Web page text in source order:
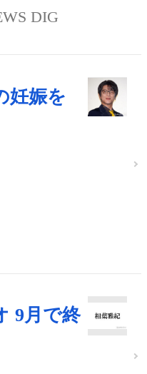
DIG
妊娠を
9月で終